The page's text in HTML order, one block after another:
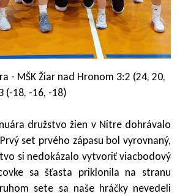
- MŠK Žiar nad Hronom 3:2 (24, 20,
(-18, -16, -18)
družstvo žien v Nitre dohrávalo
set prvého zápasu bol vyrovnaný,
si nedokázalo vytvoriť viacbodový
sa šťasta priklonila na stranu
sete sa naše hráčky nevedeli